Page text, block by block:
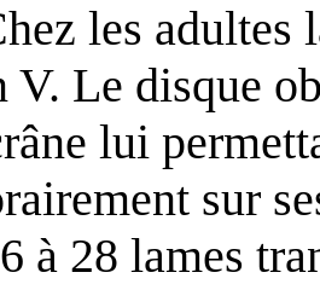
les adultes
V. Le disque
lui
sur
à 28 lames